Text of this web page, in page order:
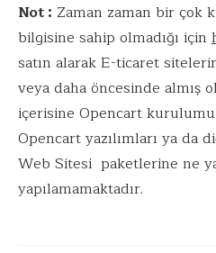
Not : Zaman zaman bir çok
bilgisine sahip olmadığı için
satın alarak E-ticaret
veya daha öncesinde almış
içerisine Opencart
Opencart yazılımları ya da
Web Sitesi paketlerine ne
yapılamamaktadır.